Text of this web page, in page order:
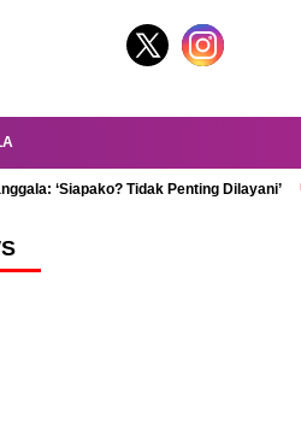
‘Siapako? Tidak Penting Dilayani’